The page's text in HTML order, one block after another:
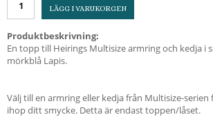
LÄGG I VARUKORGEN
Produktbeskrivning:
En topp till Heirings Multisize armring och kedja i
mörkblå Lapis.
Välj till en armring eller kedja från Multisize-
ihop ditt smycke. Detta är endast toppen/låset.